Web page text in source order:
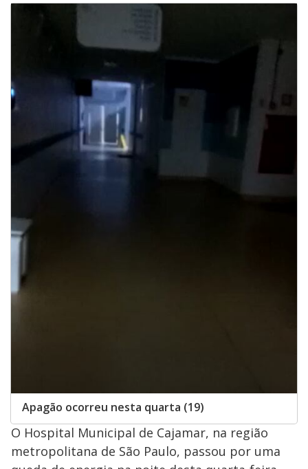
Apagão ocorreu nesta quarta (19)
O Hospital Municipal de Cajamar, na região
metropolitana de São Paulo, passou por uma